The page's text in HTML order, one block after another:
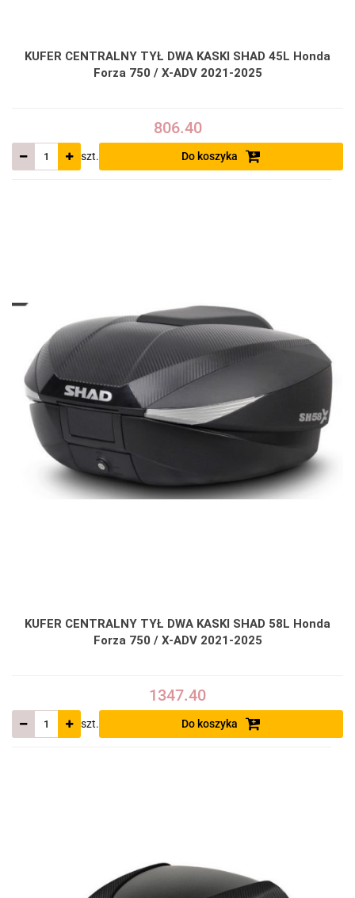
KUFER CENTRALNY TYŁ DWA KASKI SHAD 45L Honda
Forza 750 / X-ADV 2021-2025
806.40
szt. Do koszyka
KUFER CENTRALNY TYŁ DWA KASKI SHAD 58L Honda
Forza 750 / X-ADV 2021-2025
1347.40
szt. Do koszyka